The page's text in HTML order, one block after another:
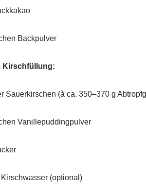
Backpulver
Kirschfüllung:
Sauerkirschen (à ca. 350–370 g
Vanillepuddingpulver
(optional)